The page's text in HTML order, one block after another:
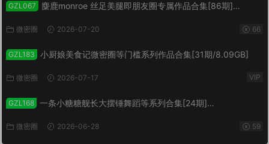
GZL067
麋鹿monroe 丝足美腿即朋友圈专属作品合集[86期]
微密圈 2026-07-20 66
GZL183 小厨娘美食记微密圈等门槛系列作品合集[31期/8.09GB]
微密圈 2026-07-17 VIP
GZL168 一条小糖糖舰长大摆锤舞蹈等系列合集[24期]
微密圈 2026-06-28 59